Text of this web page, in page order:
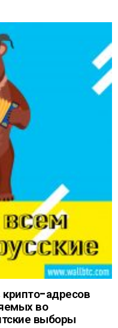
адресов
во
выборы